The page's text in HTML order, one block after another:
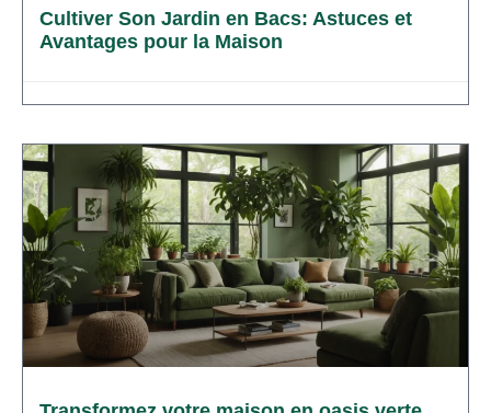
Cultiver Son Jardin en Bacs: Astuces et
Avantages pour la Maison